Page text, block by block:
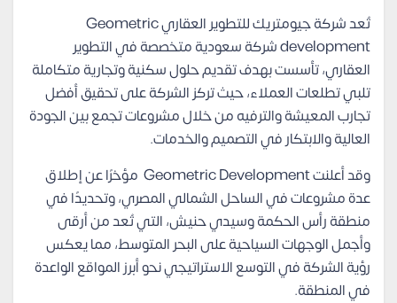
تُعد شركة جيومتريك للتطوير العقاري Geometric
development شركة سعودية متخصصة في التطوير
العقاري، تأسست بهدف تقديم حلول سكنية وتجارية متكاملة
تلبي تطلعات العملاء، حيث تركز الشركة على تحقيق أفضل
تجارب المعيشة والترفيه من خلال مشروعات تجمع بين الجودة
العالية والابتكار في التصميم والخدمات.
وقد أعلنت Geometric Development مؤخرًا عن إطلاق
عدة مشروعات في الساحل الشمالي المصري، وتحديدًا في
منطقة رأس الحكمة وسيدي حنيش، التي تُعد من أرقى
وأجمل الوجهات السياحية على البحر المتوسط، مما يعكس
رؤية الشركة في التوسع الاستراتيجي نحو أبرز المواقع الواعدة
في المنطقة.